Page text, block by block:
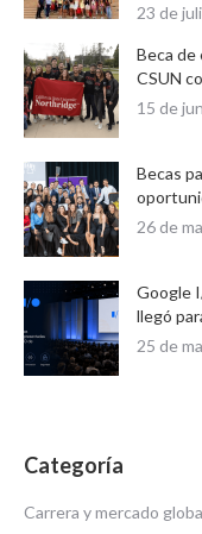
23 de
Beca de
CSUN
15 de
Becas
26 de
Google
llegó
25 de
Categoría
Carrera y mercado